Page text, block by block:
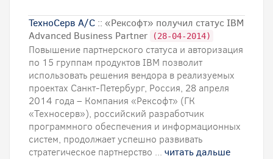
ТехноСерв А/С :: «Рексофт» получил статус IBM
Advanced Business Partner
(28-04-2014)
Повышение партнерского статуса и авторизация
по 15 группам продуктов IBM позволит
использовать решения вендора в реализуемых
проектах Санкт-Петербург, Россия, 28 апреля
2014 года – Компания «Рексофт» (ГК
«Техносерв»), российский разработчик
программного обеспечения и информационных
систем, продолжает успешно развивать
стратегическое партнерство ... читать дальше